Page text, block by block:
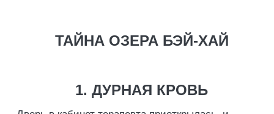
ТАЙНА ОЗЕРА БЭЙ-ХАЙ
1. ДУРНАЯ КРОВЬ